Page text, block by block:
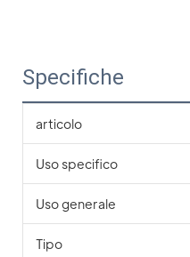
Specifiche
articolo
Uso specifico
Uso generale
Tipo